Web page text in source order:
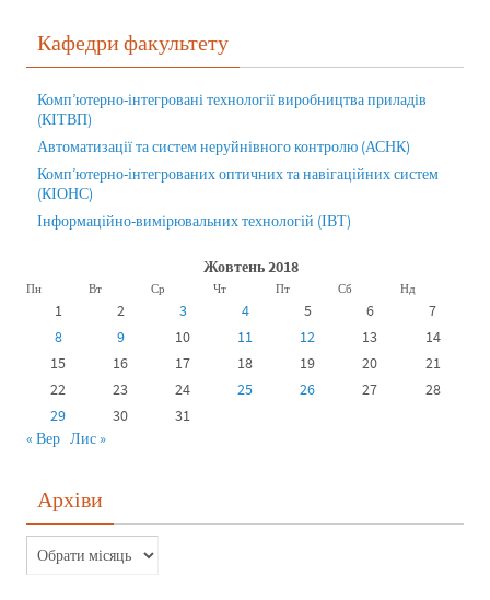
Кафедри факультету
Комп’ютерно-інтегровані технології виробництва приладів
(КІТВП)
Автоматизації та систем неруйнівного контролю (АСНК)
Комп’ютерно-інтегрованих оптичних та навігаційних систем
(КІОНС)
Інформаційно-вимірювальних технологій (ІВТ)
Жовтень 2018
Пн Вт Ср Чт Пт Сб Нд
1 2 3 4 5 6
7
8
9 10 11 12 13
14
15
16 17 18 19 20
21
22
23 24 25 26 27
28
29
30
31
« Вер Лис »
Архіви